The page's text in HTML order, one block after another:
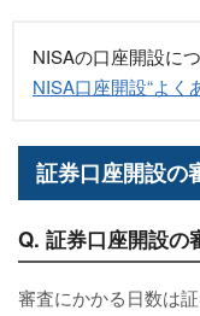
NISAの口座開設に
NISA口座開設“よく
証券口座開設の
Q. 証券口座開設の
審査にかかる日数は